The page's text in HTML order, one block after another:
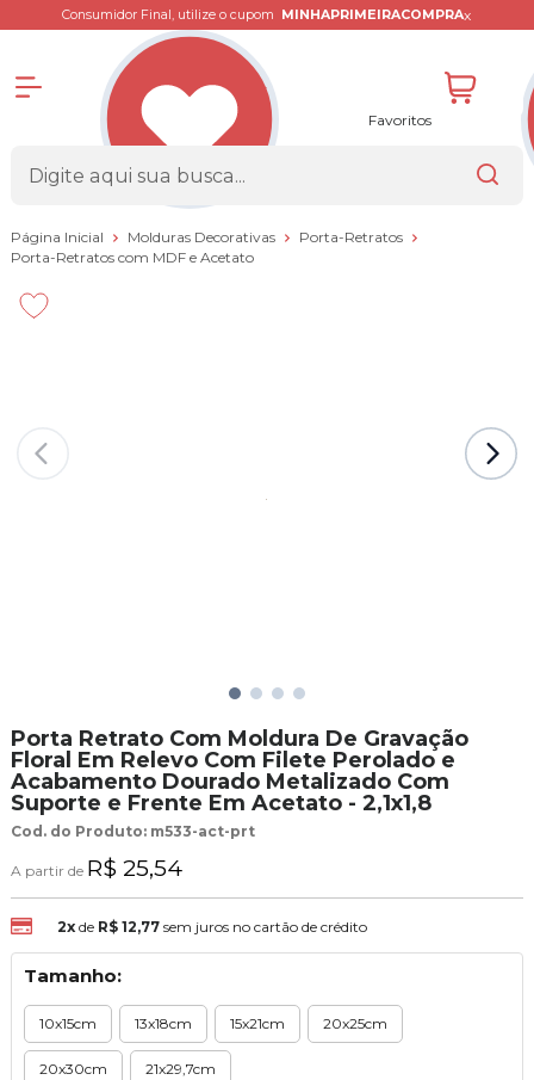
Consumidor Final, utilize o cupom MINHAPRIMEIRACOMPRAx
Favoritos
Página Inicial Molduras Decorativas
Porta-Retratos
Porta-Retratos com MDF e Acetato
Porta Retrato Com Moldura De Gravação
Floral Em Relevo Com Filete Perolado e
Acabamento Dourado Metalizado Com
Suporte e Frente Em Acetato - 2,1x1,8
Cod. do Produto: m533-act-prt
A partir de R$ 25,54
2xde R$ 12,77 sem juros no cartão de crédito
Tamanho:
10x15cm 13x18cm 15x21cm 20x25cm
20x30cm 21x29,7cm